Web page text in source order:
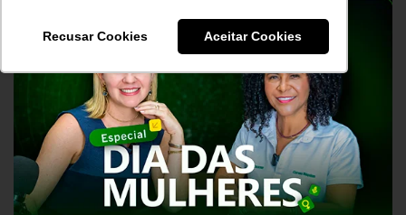
Recusar Cookies Aceitar Cookies